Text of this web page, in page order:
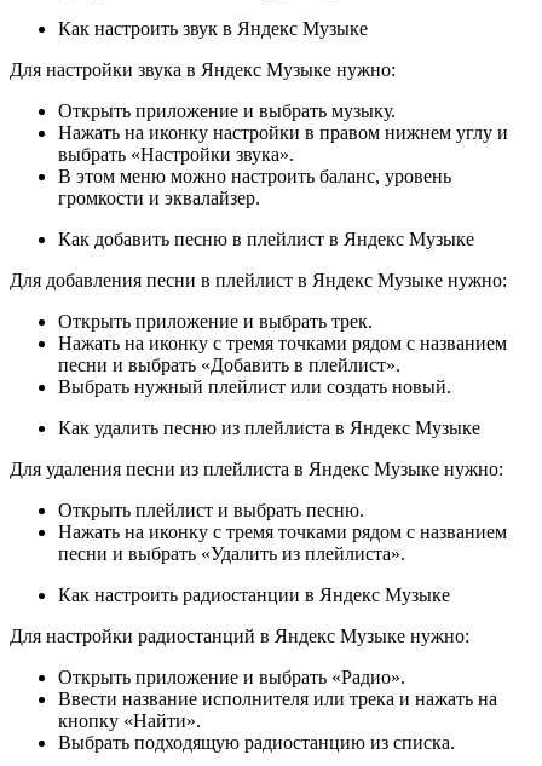
Как настроить звук в Яндекс Музыке
Для настройки звука в Яндекс Музыке нужно:
Открыть приложение и выбрать музыку.
Нажать на иконку настройки в правом нижнем углу и
выбрать «Настройки звука».
В этом меню можно настроить баланс, уровень
громкости и эквалайзер.
Как добавить песню в плейлист в Яндекс Музыке
Для добавления песни в плейлист в Яндекс Музыке нужно:
Открыть приложение и выбрать трек.
Нажать на иконку с тремя точками рядом с названием
песни и выбрать «Добавить в плейлист».
Выбрать нужный плейлист или создать новый.
Как удалить песню из плейлиста в Яндекс Музыке
Для удаления песни из плейлиста в Яндекс Музыке нужно:
Открыть плейлист и выбрать песню.
Нажать на иконку с тремя точками рядом с названием
песни и выбрать «Удалить из плейлиста».
Как настроить радиостанции в Яндекс Музыке
Для настройки радиостанций в Яндекс Музыке нужно:
Открыть приложение и выбрать «Радио».
Ввести название исполнителя или трека и нажать на
кнопку «Найти».
Выбрать подходящую радиостанцию из списка.